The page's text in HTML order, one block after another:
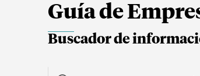
Guía de
Buscador de